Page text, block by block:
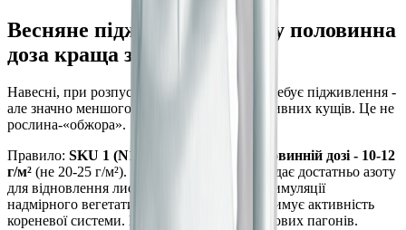
Весняне підживлення: чому половинна
доза краща за повну
Навесні, при розпусканні листя, бузок потребує підживлення -
але значно меншого, ніж більшість декоративних кущів. Це не
рослина-«обжора».
Правило: SKU 1 (N12-P15-K15-S15) у половинній дозі - 10-12
г/м² (не 20-25 г/м²). N12 у половинній дозі дає достатньо азоту
для відновлення листкового апарату без стимуляції
надмірного вегетативного росту. P15 підтримує активність
кореневої системи. K15 зміцнює клітини нових пагонів.